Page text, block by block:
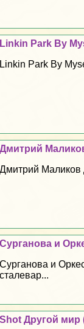
Linkin Park By
Linkin Park By
Дмитрий
Дмитрий Маликов
Сурганова и
Сурганова и
сталевар...
Shot Другой мир